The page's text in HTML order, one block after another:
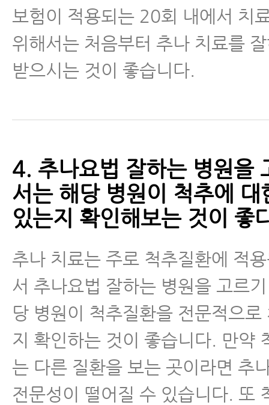
보험이 적용되는 20회 내에서 치
위해서는 처음부터 추나 치료를
받으시는 것이 좋습니다.
4. 추나요법 잘하는 병원을
서는 해당 병원이 척추에 대
있는지 확인해보는 것이 좋
추나 치료는 주로 척추질환에 적
서 추나요법 잘하는 병원을 고르
당 병원이 척추질환을 전문적으로
지 확인하는 것이 좋습니다. 만약
는 다른 질환을 보는 곳이라면 추
전문성이 떨어질 수 있습니다. 또